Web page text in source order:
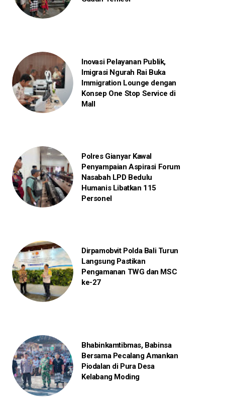
Inovasi Pelayanan Publik,
Imigrasi Ngurah Rai Buka
Immigration Lounge dengan
Konsep One Stop Service di
Mall
Polres Gianyar Kawal
Penyampaian Aspirasi Forum
Nasabah LPD Bedulu
Humanis Libatkan 115
Personel
Dirpamobvit Polda Bali Turun
Langsung Pastikan
Pengamanan TWG dan MSC
ke-27
Bhabinkamtibmas, Babinsa
Bersama Pecalang Amankan
Piodalan di Pura Desa
Kelabang Moding